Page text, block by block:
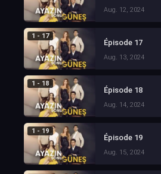
Aug. 12, 2024
1 - 17
Épisode 17
Aug. 13, 2024
1 - 18
Épisode 18
Aug. 14, 2024
1 - 19
Épisode 19
Aug. 15, 2024